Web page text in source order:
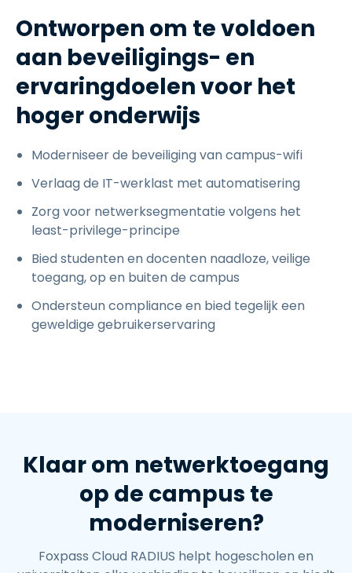
Ontworpen om te voldoen
aan beveiligings- en
ervaringdoelen voor het
hoger onderwijs
Moderniseer de beveiliging van campus-wifi
Verlaag de IT-werklast met automatisering
Zorg voor netwerksegmentatie volgens het
least-privilege-principe
Bied studenten en docenten naadloze, veilige
toegang, op en buiten de campus
Ondersteun compliance en bied tegelijk een
geweldige gebruikerservaring
Klaar om netwerktoegang
op de campus te
moderniseren?
Foxpass Cloud RADIUS helpt hogescholen en